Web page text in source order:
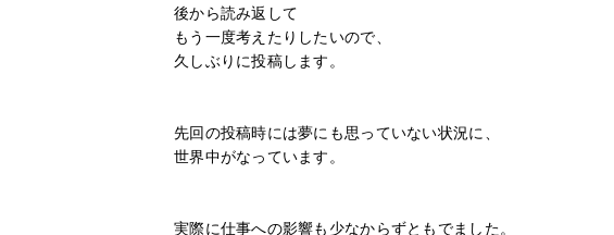
後から読み返して
もう一度考えたりしたいので、
久しぶりに投稿します。
先回の投稿時には夢にも思っていない状況に、
世界中がなっています。
実際に仕事への影響も少なからずともでました。